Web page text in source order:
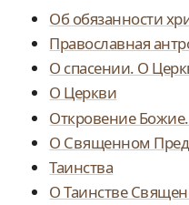
Об обязанности
Православная
О спасении. О
О Церкви
Откровение
О Священном
Таинства
О Таинстве